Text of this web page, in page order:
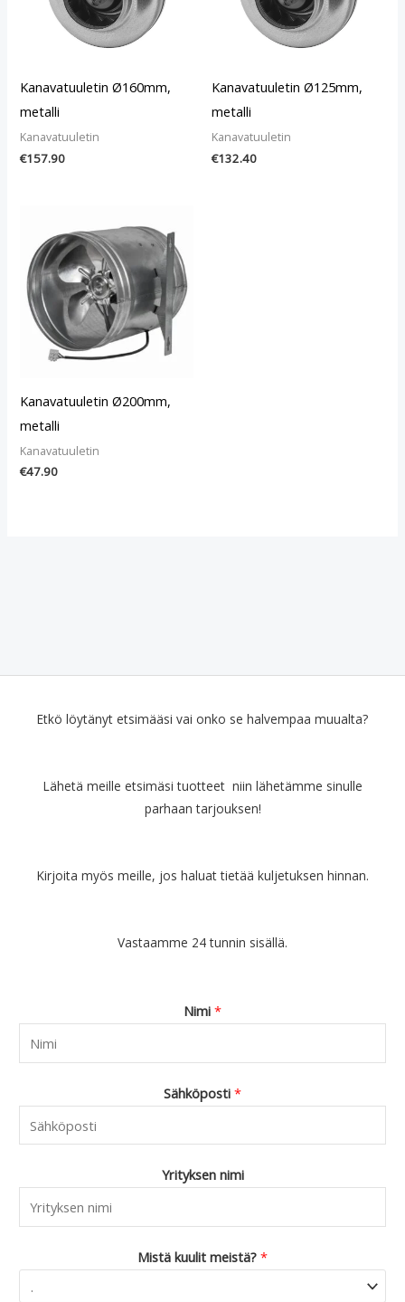
Kanavatuuletin Ø160mm,
metalli
Kanavatuuletin
€157.90
Kanavatuuletin Ø125mm,
metalli
Kanavatuuletin
€132.40
Kanavatuuletin Ø200mm,
metalli
Kanavatuuletin
€47.90
Etkö löytänyt etsimääsi vai onko se halvempaa muualta?
Lähetä meille etsimäsi tuotteet niin lähetämme sinulle
parhaan tarjouksen!
Kirjoita myös meille, jos haluat tietää kuljetuksen hinnan.
Vastaamme 24 tunnin sisällä.
Nimi *
Sähköposti *
Yrityksen nimi
Mistä kuulit meistä? *